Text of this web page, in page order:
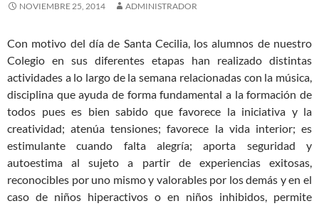
NOVIEMBRE 25, 2014 ADMINISTRADOR
Con motivo del día de Santa Cecilia, los alumnos de nuestro
Colegio en sus diferentes etapas han realizado distintas
actividades a lo largo de la semana relacionadas con la música,
disciplina que ayuda de forma fundamental a la formación de
todos pues es bien sabido que favorece la iniciativa y la
creatividad; atenúa tensiones; favorece la vida interior; es
estimulante cuando falta alegría; aporta seguridad y
autoestima al sujeto a partir de experiencias exitosas,
reconocibles por uno mismo y valorables por los demás y en el
caso de niños hiperactivos o en niños inhibidos, permite